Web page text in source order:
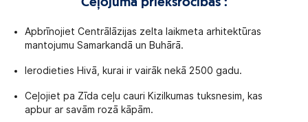
Ceļojuma priekšrocības :
Apbrīnojiet Centrālāzijas zelta laikmeta arhitektūras
mantojumu Samarkandā un Buhārā.
Ierodieties Hivā, kurai ir vairāk nekā 2500 gadu.
Ceļojiet pa Zīda ceļu cauri Kizilkumas tuksnesim, kas
apbur ar savām rozā kāpām.